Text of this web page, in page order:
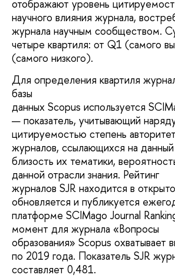
отображают уровень
научного влияния журнала,
журнала научным сообществом.
четыре квартиля: от Q1 (самого
(самого низкого).
Для определения квартиля
базы
данных Scopus используется
— показатель, учитывающий
цитируемостью степень
журналов, ссылающихся на
близость их тематики,
данной отрасли знания. Рейтинг
журналов SJR находится в
обновляется и публикуется
платформе SCIMago Journal
момент для журнала «Вопросы
образования» Scopus охватывает
по 2019 года. Показатель SJR
составляет 0,481.